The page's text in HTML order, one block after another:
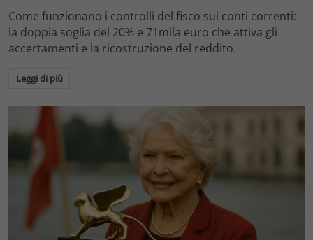
Come funzionano i controlli del fisco sui conti correnti:
la doppia soglia del 20% e 71mila euro che attiva gli
accertamenti e la ricostruzione del reddito.
Leggi di più